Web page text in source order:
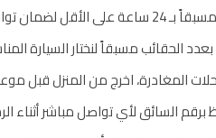
لضمان توافر السيارة المناسبة.
بعدد الحقائب مسبقاً لنختار السيارة
اخرج من المنزل قبل موعد الطائرة بـ 3 ساعات على
برقم السائق لأي تواصل مباشر أثناء